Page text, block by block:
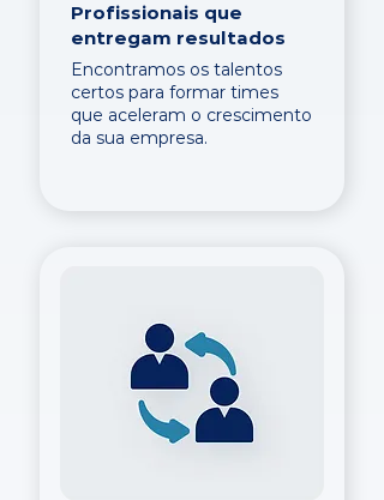
Profissionais que
entregam resultados
Encontramos os talentos
certos para formar times
que aceleram o crescimento
da sua empresa.